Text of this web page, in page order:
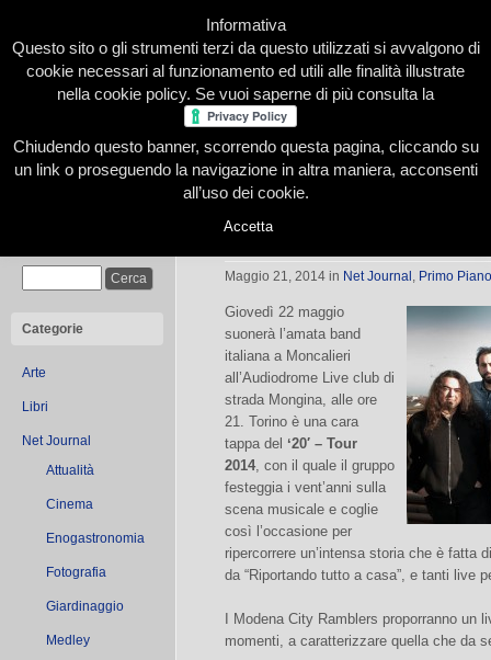
Home Presentazione Redazione Le nostre firme
Categorie
Arte
Libri
Net Journal
Attualità
Cinema
Enogastronomia
Fotografia
Giardinaggio
Medley
Modena City Ramblers a Torino!
Maggio 21, 2014 in Net Journal , Primo Piano
Giovedì 22 maggio
suonerà l’amata band
italiana a Moncalieri
all’Audiodrome Live club di
strada Mongina, alle ore
21. Torino è una cara
tappa del ʻ20′ – Tour
2014, con il quale il gruppo
festeggia i vent’anni sulla
scena musicale e coglie
così l’occasione per
ripercorrere un’intensa storia che è fatta
da “Riportando tutto a casa”, e tanti live
I Modena City Ramblers proporranno
momenti, a caratterizzare quella che da
Informativa
Questo sito o gli strumenti terzi da questo utilizzati si avvalgono di
cookie necessari al funzionamento ed utili alle finalità illustrate
nella cookie policy. Se vuoi saperne di più consulta la
Chiudendo questo banner, scorrendo questa pagina, cliccando su
un link o proseguendo la navigazione in altra maniera, acconsenti
all’uso dei cookie.
Accetta